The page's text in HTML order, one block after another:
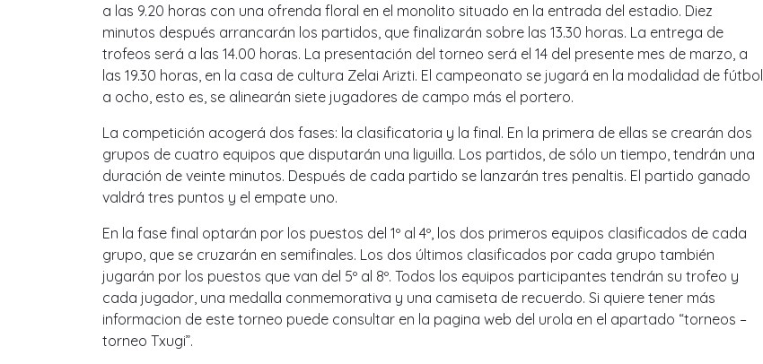
a las 9.20 horas con una ofrenda floral en el monolito situado en la entrada del estadio. Diez
minutos después arrancarán los partidos, que finalizarán sobre las 13.30 horas. La entrega de
trofeos será a las 14.00 horas. La presentación del torneo será el 14 del presente mes de marzo, a
las 19.30 horas, en la casa de cultura Zelai Arizti. El campeonato se jugará en la modalidad de fútbol
a ocho, esto es, se alinearán siete jugadores de campo más el portero.
La competición acogerá dos fases: la clasificatoria y la final. En la primera de ellas se crearán dos
grupos de cuatro equipos que disputarán una liguilla. Los partidos, de sólo un tiempo, tendrán una
duración de veinte minutos. Después de cada partido se lanzarán tres penaltis. El partido ganado
valdrá tres puntos y el empate uno.
En la fase final optarán por los puestos del 1º al 4º, los dos primeros equipos clasificados de cada
grupo, que se cruzarán en semifinales. Los dos últimos clasificados por cada grupo también
jugarán por los puestos que van del 5º al 8º. Todos los equipos participantes tendrán su trofeo y
cada jugador, una medalla conmemorativa y una camiseta de recuerdo. Si quiere tener más
informacion de este torneo puede consultar en la pagina web del urola en el apartado “torneos –
torneo Txugi”.